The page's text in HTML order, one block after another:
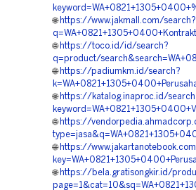
🌐 https://www.jakmall.com/search?
🌐 https://toco.id/id/search?
q=product/
🌐 https://padiumkm.id/search?
🌐 https://katalog.inaproc.id/
🌐 https://
🌐 https://
🌐 https://bela.gratisongkir.id/